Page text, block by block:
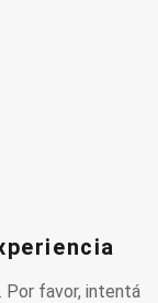
Por favor, intentá